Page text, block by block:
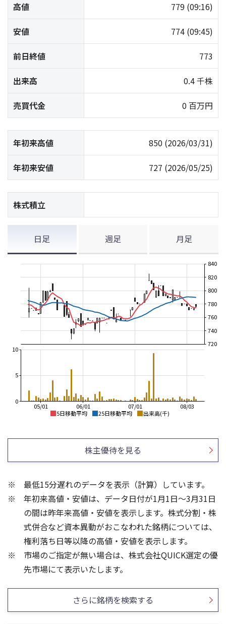
高値 779 (09:16)
安値 774 (09:45)
前日終値 773
出来高 0.4 千株
売買代金 0 百万円
年初来高値 850 (2026/03/31)
年初来安値 727 (2026/05/25)
株式積立
日足 週足 月足
5日移動平均 25日移動平均 出来高(千)
08/03
07/01
06/01
05/01
720
740
760
780
800
820
840
0
5
10
25/12
25/10
25/08
25/06
25/04
650
700
800
850
24/01
23/01
22/01
21/01
650
700
1
株主優待を見る
最低15分遅れのデータを表示（計算）しています。
年初来高値・安値は、データ日付が1月1日～3月31日
の間は昨年来高値・安値を表示します。株式分割・株
式併合など資本異動がおこなわれた銘柄については、
権利落ち日等以降の高値・安値を表示します。
市場のご指定が無い場合は、株式会社QUICK選定の優
先市場にて表示いたします。
さらに銘柄を検索する